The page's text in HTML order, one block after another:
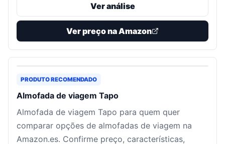
Ver análise
Ver preço na Amazon
PRODUTO RECOMENDADO
Almofada de viagem Tapo
Almofada de viagem Tapo para quem quer
comparar opções de almofadas de viagem na
Amazon.es. Confirme preço, características,